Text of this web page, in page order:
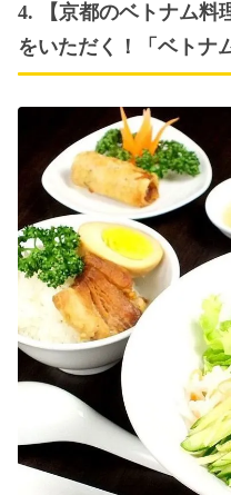
4. 【京都のベトナム料
をいただく！「ベトナ